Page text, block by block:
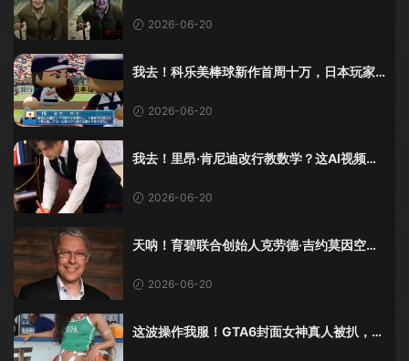
2026-06-20
我去！科乐美棒球新作首周十万，日本玩家
2026-06-20
我去！里昂·肯尼迪改行教数学？这AI视频全
2026-06-20
天呐！育碧联合创始人克劳德·吉约莫因空难
2026-06-20
这波操作我服！GTA6封面女神真人被扒，网